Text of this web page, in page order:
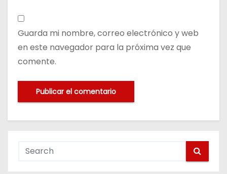
Guarda mi nombre, correo electrónico y web
en este navegador para la próxima vez que
comente.